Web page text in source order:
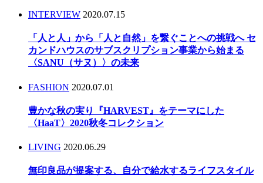
INTERVIEW 2020.07.15
「人と人」から「人と自然」を繋ぐことへの挑戦へ セ
カンドハウスのサブスクリプション事業から始まる
〈SANU（サヌ）〉の未来
FASHION 2020.07.01
豊かな秋の実り『HARVEST』をテーマにした
〈HaaT〉2020秋冬コレクション
LIVING 2020.06.29
無印良品が提案する、自分で給水するライフスタイル